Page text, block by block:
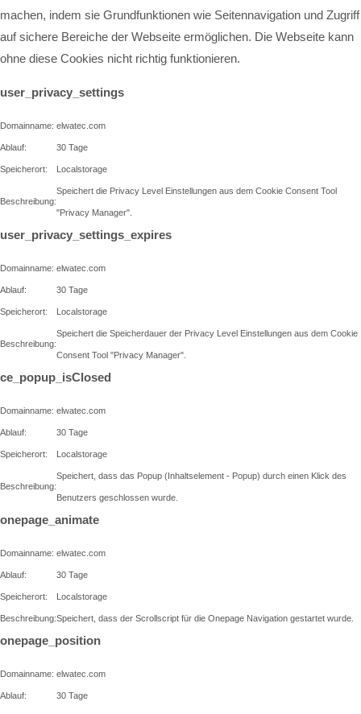
machen, indem sie Grundfunktionen wie Seitennavigation und Zugriff
auf sichere Bereiche der Webseite ermöglichen. Die Webseite kann
ohne diese Cookies nicht richtig funktionieren.
user_privacy_settings
Domainname: elwatec.com
Ablauf: 30 Tage
Speicherort: Localstorage
Beschreibung:
Speichert die Privacy Level Einstellungen aus dem Cookie Consent Tool
"Privacy Manager".
user_privacy_settings_expires
Domainname: elwatec.com
Ablauf: 30 Tage
Speicherort: Localstorage
Beschreibung:
Speichert die Speicherdauer der Privacy Level Einstellungen aus dem Cookie
Consent Tool "Privacy Manager".
ce_popup_isClosed
Domainname: elwatec.com
Ablauf: 30 Tage
Speicherort: Localstorage
Beschreibung:
Speichert, dass das Popup (Inhaltselement - Popup) durch einen Klick des
Benutzers geschlossen wurde.
onepage_animate
Domainname: elwatec.com
Ablauf: 30 Tage
Speicherort: Localstorage
Beschreibung:Speichert, dass der Scrollscript für die Onepage Navigation gestartet wurde.
onepage_position
Domainname: elwatec.com
Ablauf: 30 Tage